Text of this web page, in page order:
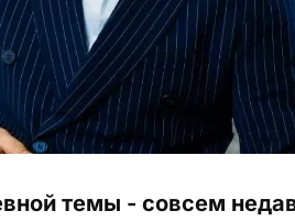
темы - совсем